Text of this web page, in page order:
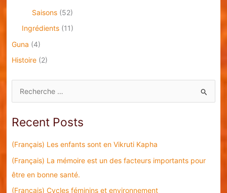
Saisons(52)
Ingrédients(11)
Guna (4)
Histoire(2)
e
r
c
h
f
o
Recent Posts
(Français) Les enfants sont en Vikruti Kapha
(Français) La mémoire est un des facteurs importants pour
être en bonne santé.
(Français) Cycles féminins et environnement